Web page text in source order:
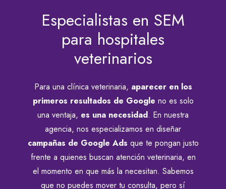
Especialistas en SEM
para hospitales
veterinarios
Para una clínica veterinaria, aparecer en los
primeros resultados de Google no es solo
una ventaja, es una necesidad. En nuestra
agencia, nos especializamos en diseñar
campañas de Google Ads que te pongan justo
frente a quienes buscan atención veterinaria, en
el momento en que más la necesitan. Sabemos
que no puedes mover tu consulta, pero sí